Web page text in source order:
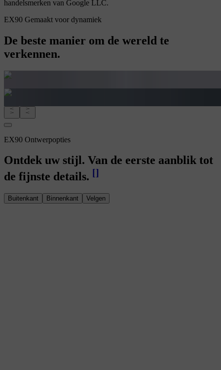
handelsmerken van Google LLC.
EX90 Gemaakt voor dynamiek
De beste manier om de wereld te
verkennen.
EX90 Ontwerpopties
Ontdek uw stijl. Van de eerste aanblik tot
de fijnste details. []
Buitenkant Binnenkant Velgen